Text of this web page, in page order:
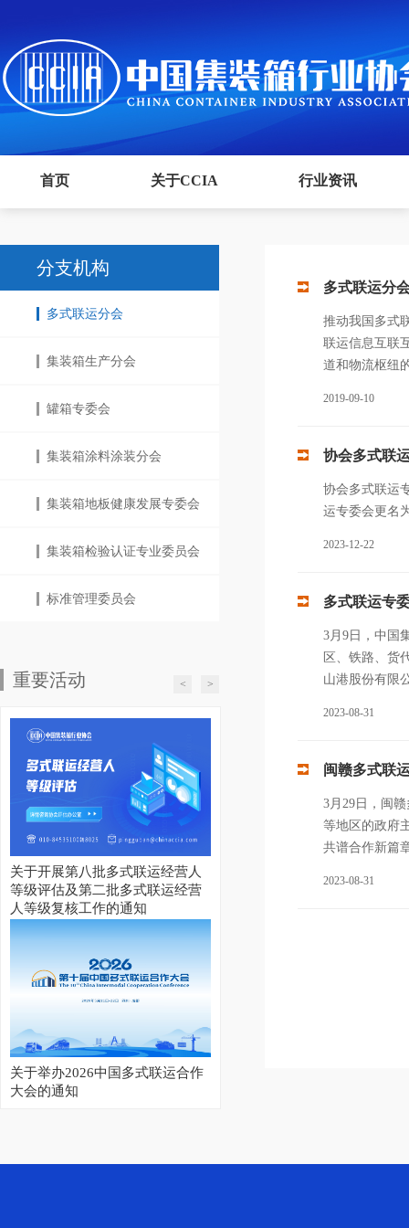
首页 关于CCIA 行业资讯
分支机构
多式联运分会
集装箱生产分会
罐箱专委会
集装箱涂料涂装分会
集装箱地板健康发展专委会
集装箱检验认证专业委员会
标准管理委员会
重要活动 < >
关于开展第八批多式联运经营人
等级评估及第二批多式联运经营
人等级复核工作的通知
关于举办2026中国多式联运合作
大会的通知
多式联运分
推动我国多式
联运信息互联
道和物流枢纽
2019-09-10
协会多式联
协会多式联运
运专委会更名
2023-12-22
多式联运专
3月9日，中国
区、铁路、货
山港股份有限
2023-08-31
闽赣多式联
3月29日，闽
等地区的政府
共谱合作新篇
2023-08-31